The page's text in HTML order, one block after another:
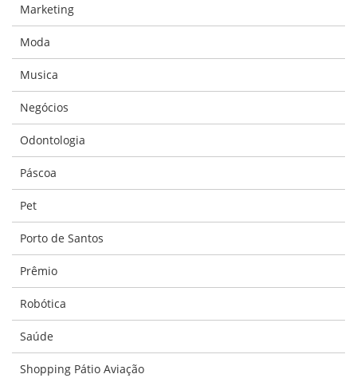
Marketing
Moda
Musica
Negócios
Odontologia
Páscoa
Pet
Porto de Santos
Prêmio
Robótica
Saúde
Shopping Pátio Aviação